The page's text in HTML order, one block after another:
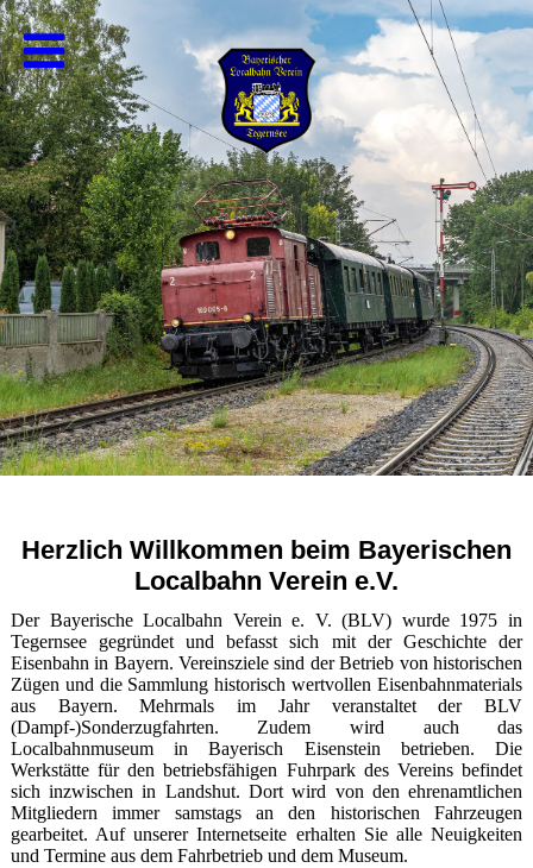
Herzlich Willkommen beim Bayerischen
Localbahn Verein e.V.
Der Bayerische Localbahn Verein e. V. (BLV) wurde 1975 in
Tegernsee gegründet und befasst sich mit der Geschichte der
Eisenbahn in Bayern. Vereinsziele sind der Betrieb von historischen
Zügen und die Sammlung historisch wertvollen Eisenbahnmaterials
aus Bayern. Mehrmals im Jahr veranstaltet der BLV
(Dampf-)Sonderzugfahrten. Zudem wird auch das
Localbahnmuseum in Bayerisch Eisenstein betrieben. Die
Werkstätte für den betriebsfähigen Fuhrpark des Vereins befindet
sich inzwischen in Landshut. Dort wird von den ehrenamtlichen
Mitgliedern immer samstags an den historischen Fahrzeugen
gearbeitet. Auf unserer Internetseite erhalten Sie alle Neuigkeiten
und Termine aus dem Fahrbetrieb und dem Museum.